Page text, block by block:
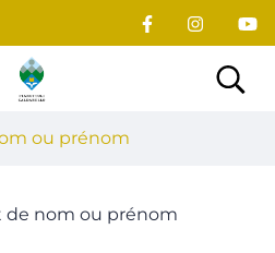
Site officiel du village
ou prénom
de nom ou prénom